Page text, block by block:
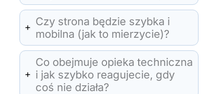
Czy strona będzie szybka i
mobilna (jak to mierzycie)?
Co obejmuje opieka techniczna
i jak szybko reagujecie, gdy
coś nie działa?